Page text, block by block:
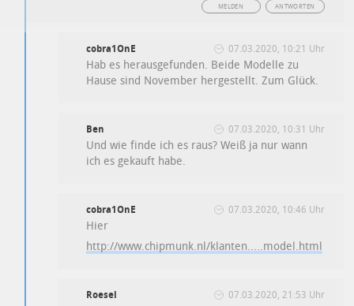
ANTWORTEN
MELDEN
cobra1OnE 07.03.2020, 10:21 Uhr
Hab es herausgefunden. Beide Modelle zu
Hause sind November hergestellt. Zum Glück.
Ben 07.03.2020, 10:31 Uhr
Und wie finde ich es raus? Weiß ja nur wann
ich es gekauft habe.
cobra1OnE 07.03.2020, 10:46 Uhr
Hier
http://www.chipmunk.nl/klanten.....model.html
Roesel 07.03.2020, 21:53 Uhr